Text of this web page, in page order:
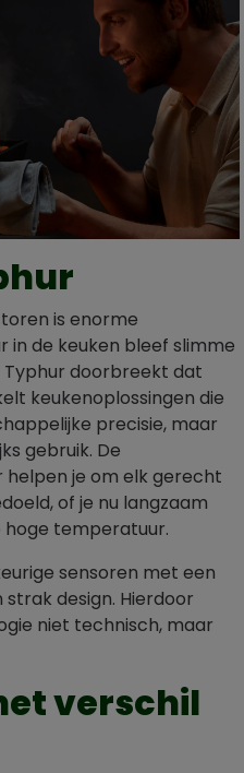
is enorme
in de keuken bleef slimme
doorbreekt dat
keukenoplossingen die
precisie, maar
gebruik. De
je om elk gerecht
of je nu langzaam
temperatuur.
sensoren met een
design. Hierdoor
niet technisch, maar
verschil